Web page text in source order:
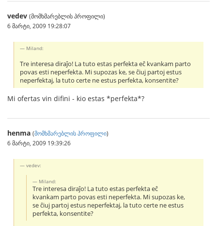
vedev (მომხმარებლის პროფილი)
6 მარტი, 2009 19:28:07
Miland:
Tre interesa diraĵo! La tuto estas perfekta eĉ kvankam parto
povas esti neperfekta. Mi supozas ke, se ĉiuj partoj estus
neperfektaj, la tuto certe ne estus perfekta, konsentite?
Mi ofertas vin difini - kio estas *perfekta*?
henma (მომხმარებლის პროფილი)
6 მარტი, 2009 19:39:26
vedev:
Miland:
Tre interesa diraĵo! La tuto estas perfekta eĉ
kvankam parto povas esti neperfekta. Mi supozas ke,
se ĉiuj partoj estus neperfektaj, la tuto certe ne estus
perfekta, konsentite?